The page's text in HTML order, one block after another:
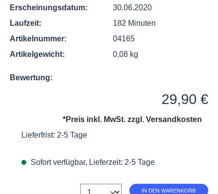
Erscheinungsdatum:
30.06.2020
Laufzeit:
182 Minuten
Artikelnummer:
04165
Artikelgewicht:
0,08 kg
Bewertung:
29,90 €
*Preis inkl. MwSt. zzgl. Versandkosten
Lieferfrist: 2-5 Tage
Sofort verfügbar, Lieferzeit: 2-5 Tage
Anzahl IN DEN WARENKORB